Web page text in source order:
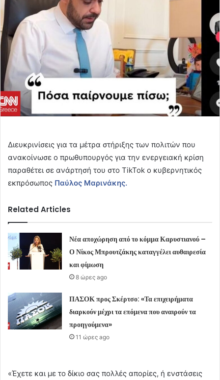
Διευκρινίσεις για τα μέτρα στήριξης των πολιτών που
ανακοίνωσε ο πρωθυπουργός για την ενεργειακή κρίση
παραθέτει σε ανάρτησή του στο TikTok ο κυβερνητικός
εκπρόσωπος Παύλος Μαρινάκης.
Related Articles
Νέα αποχώρηση από το κόμμα Καρυστιανού –
Ο Νίκος Μπρουτζάκης καταγγέλει αυθαιρεσία
και φίμωση
8 ώρες ago
ΠΑΣΟΚ προς Σκέρτσο: «Τα επιχειρήματα
διαρκούν μέχρι τα επόμενα που αναιρούν τα
προηγούμενα»
11 ώρες ago
«Έχετε και με το δίκιο σας πολλές απορίες, ή ενστάσεις